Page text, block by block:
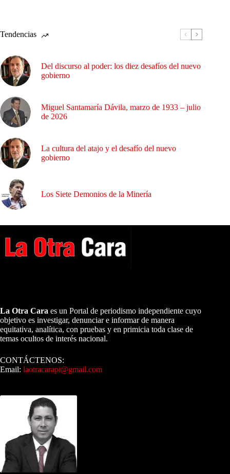
Tendencias
Del discurso al poder: los diez desafíos del nuevo
gobierno
Miguel Santamaría Dávila, marzo de 1933 – julio
de 2026
La cultura del atajo y el desafío del nuevo
gobierno
Los Siete Demonios de la Minería
La Otra Cara es un Portal de periodismo independiente cuyo
objetivo es investigar, denunciar e informar de manera
equitativa, analítica, con pruebas y en primicia toda clase de
temas ocultos de interés nacional.
CONTÁCTENOS:
Email: laotracarapi@gmail.com